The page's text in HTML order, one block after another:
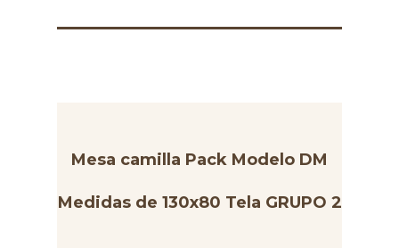
Mesa camilla Pack Modelo DM
Medidas de 130x80 Tela GRUPO 2